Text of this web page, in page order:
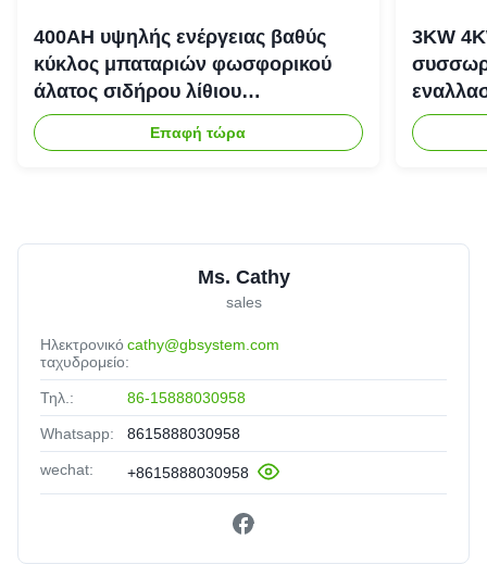
400AH υψηλής ενέργειας βαθύς
κύκλος μπαταριών φωσφορικού
άλατος σιδήρου λίθιου
επανακαταλογηστέος
Επαφή τώρα
3KW
Ms. Cathy
sales
Ηλεκτρονικό
ταχυδρομείο:
cathy@gbsystem.com
Τηλ.: 86-15888030958
Whatsapp: 8615888030958
wechat: +8615888030958